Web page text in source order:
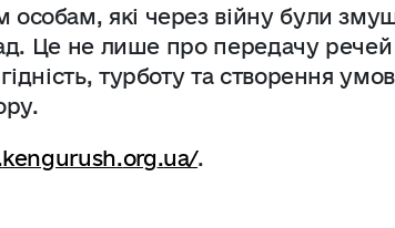
які через війну були
Це не лише про передачу
турботу та створення
kengurush.org.ua/.